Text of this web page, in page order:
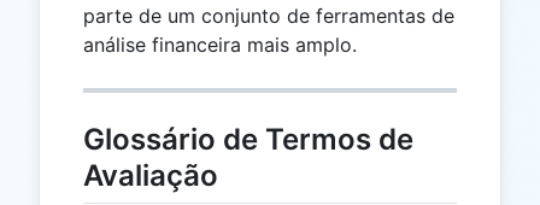
parte de um conjunto de ferramentas de
análise financeira mais amplo.
Glossário de Termos de
Avaliação